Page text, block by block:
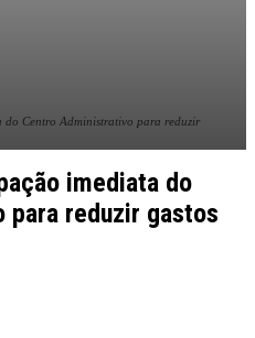
do Centro Administrativo para reduzir
imediata do
reduzir gastos